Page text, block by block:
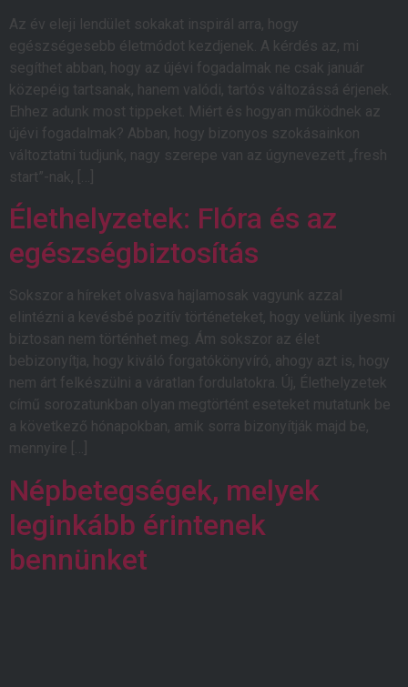
Az év eleji lendület sokakat inspirál arra, hogy
egészségesebb életmódot kezdjenek. A kérdés az, mi
segíthet abban, hogy az újévi fogadalmak ne csak január
közepéig tartsanak, hanem valódi, tartós változássá érjenek.
Ehhez adunk most tippeket. Miért és hogyan működnek az
újévi fogadalmak? Abban, hogy bizonyos szokásainkon
változtatni tudjunk, nagy szerepe van az úgynevezett „fresh
start”-nak, […]
Élethelyzetek: Flóra és az
egészségbiztosítás
Sokszor a híreket olvasva hajlamosak vagyunk azzal
elintézni a kevésbé pozitív történeteket, hogy velünk ilyesmi
biztosan nem történhet meg. Ám sokszor az élet
bebizonyítja, hogy kiváló forgatókönyvíró, ahogy azt is, hogy
nem árt felkészülni a váratlan fordulatokra. Új, Élethelyzetek
című sorozatunkban olyan megtörtént eseteket mutatunk be
a következő hónapokban, amik sorra bizonyítják majd be,
mennyire […]
Népbetegségek, melyek
leginkább érintenek
bennünket